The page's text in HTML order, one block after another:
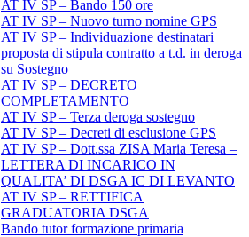
AT IV SP – Bando 150 ore
AT IV SP – Nuovo turno nomine GPS
AT IV SP – Individuazione destinatari
proposta di stipula contratto a t.d. in deroga
su Sostegno
AT IV SP – DECRETO
COMPLETAMENTO
AT IV SP – Terza deroga sostegno
AT IV SP – Decreti di esclusione GPS
AT IV SP – Dott.ssa ZISA Maria Teresa –
LETTERA DI INCARICO IN
QUALITA’ DI DSGA IC DI LEVANTO
AT IV SP – RETTIFICA
GRADUATORIA DSGA
Bando tutor formazione primaria